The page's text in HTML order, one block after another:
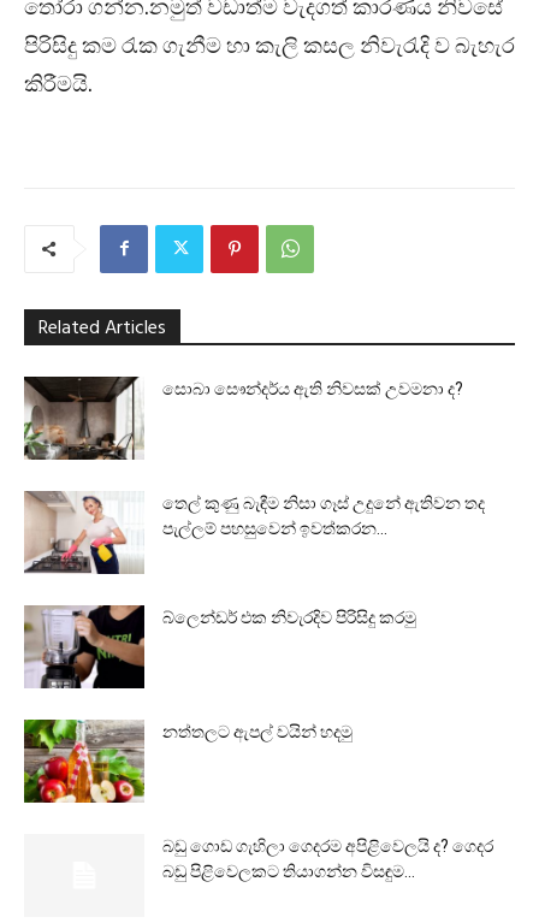
තෝරා ගන්න.නමුත් වඩාත්ම වැදගත් කාරණය නිවසේ
පිරිසිදු කම රැක ගැනීම හා කැලි කසල නිවැරැදි ව බැහැර
කිරීමයි.
Related Articles
සොබා සෞන්දර්ය ඇති නිවසක් උවමනා ද?
තෙල් කුණු බැඳීම නිසා ගෑස් උදුනේ ඇතිවන තද
පැල්ලම් පහසුවෙන් ඉවත්කරන...
බ්ලෙන්ඩර් එක නිවැරදිව පිරිසිදු කරමු
නත්තලට ඇපල් වයින් හදමු
බඩු ගොඩ ගැහිලා ගෙදරම අපිළිවෙලයි ද? ගෙදර
බඩු පිළිවෙලකට තියාගන්න විසඳුම...